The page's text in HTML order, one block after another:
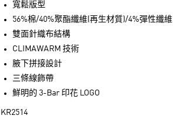
LINE Pay
運送方式
全家取貨付款
寬鬆版型
56%棉/40%聚酯纖維(再生材質)/4%彈性纖維
雙面針織布結構
CLIMAWARM 技術
腋下拼接設計
三條線飾帶
鮮明的 3-Bar 印花 LOGO
KR2514